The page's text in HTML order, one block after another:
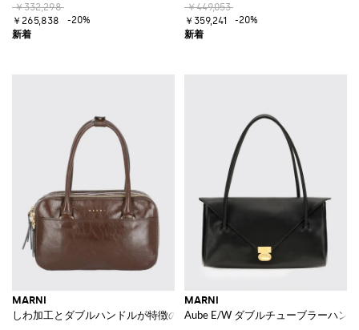
￥332,298
￥265,838
-20%
￥449,053
￥359,241
-20%
MARNI
しわ加工とダブルハンドルが特徴の スモール レザー ボストンバッグ
MARNI
Aube E/W ダブルチューブラーハン